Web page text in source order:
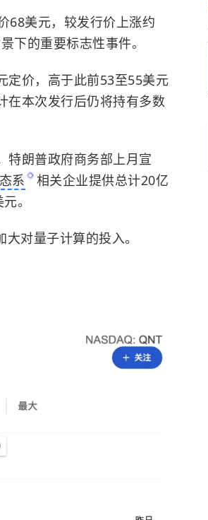
68美元，较发行价上涨约
下的重要标志性事件。
价，高于此前53至55美元
在本次发行后仍将持有多数
特朗普政府商务部上月宣
系
相关企业提供总计20亿
。
对量子计算的投入。